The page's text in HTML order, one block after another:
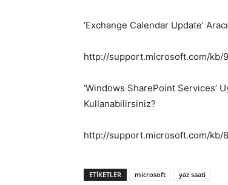
‘Exchange Calendar Update’
http://support.microsoft.com/kb/
‘Windows SharePoint Services’
Kullanabilirsiniz?
http://support.microsoft.com/kb/
ETIKETLER microsoft yaz saati